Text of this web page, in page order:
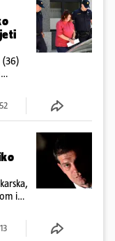
(36)
52
i
13